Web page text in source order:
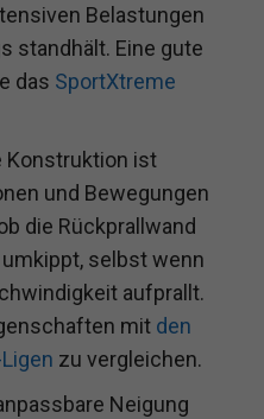
Belastungen
standhält. Eine gute
das SportXtreme
Konstruktion ist
und Bewegungen
die Rückprallwand
selbst wenn
aufprallt.
mit den
zu vergleichen.
Neigung